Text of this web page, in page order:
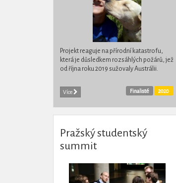
Projekt reaguje na přírodní katastrofu,
která je důsledkem rozsáhlých požárů, jež
od října roku 2019 sužovaly Austrálii.
Více 2020
Finalisté
Pražský studentský
summit